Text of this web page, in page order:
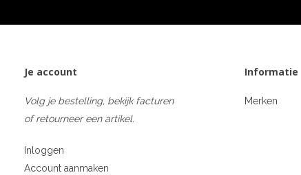
Je account
Volg je bestelling, bekijk facturen
of retourneer een artikel.
Inloggen
Account aanmaken
Informatie
Merken